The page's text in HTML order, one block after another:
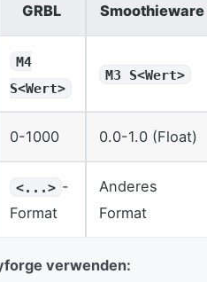
GRBL Smoothieware
M4
S<Wert>
M3 S<Wert>
0-1000 0.0-1.0 (Float)
<...> -
Format
Anderes
Format
verwenden: